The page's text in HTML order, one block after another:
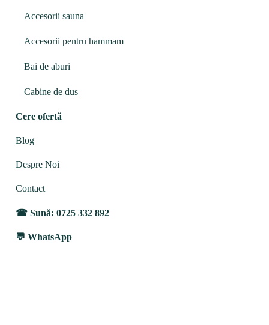
Accesorii sauna
Accesorii pentru hammam
Bai de aburi
Cabine de dus
Cere ofertă
Blog
Despre Noi
Contact
Sună: 0725 332 892
WhatsApp